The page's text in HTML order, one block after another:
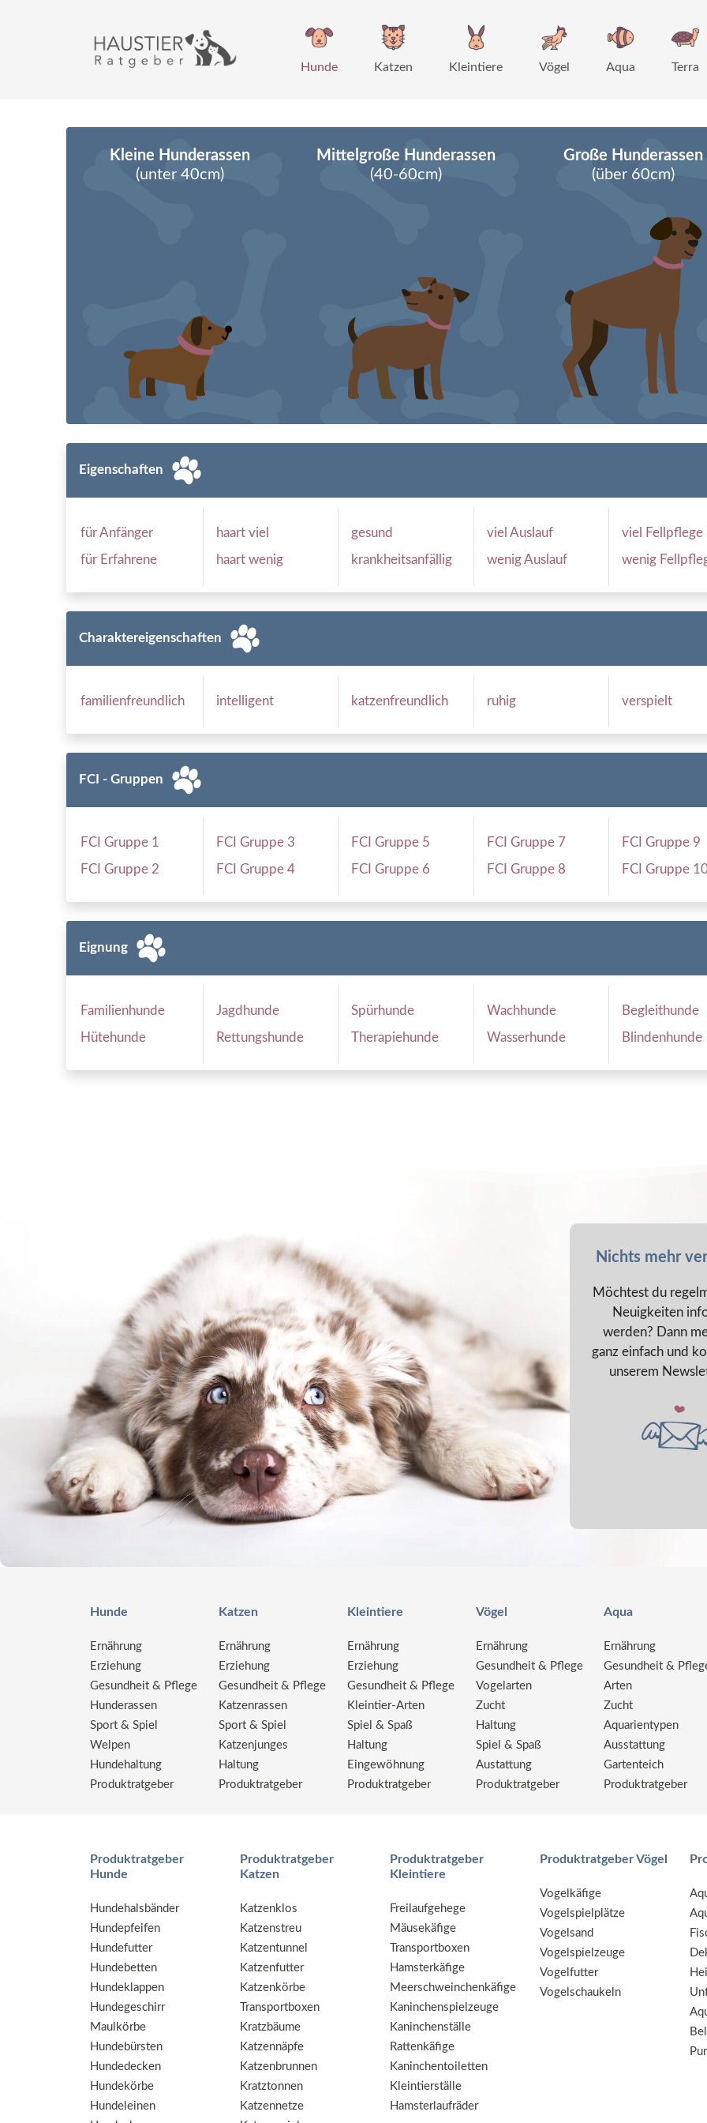
Hunde Katzen Kleintiere Vögel Aqua Terra
Kleine Hunderassen
(unter 40cm)
Mittelgroße Hunderassen
(40-60cm)
Große Hunderassen
(über 60cm)
Eigenschaften
für Anfänger
für Erfahrene
haart viel
haart wenig
gesund
krankheitsanfällig
viel Auslauf
wenig Auslauf
viel Fellpflege
wenig
Charaktereigenschaften
familienfreundlich intelligent katzenfreundlich ruhig verspielt
FCI - Gruppen
FCI Gruppe 1
FCI Gruppe 2
FCI Gruppe 3
FCI Gruppe 4
FCI Gruppe 5
FCI Gruppe 6
FCI Gruppe 7
FCI Gruppe 8
FCI Gruppe 9
FCI Gruppe
Eignung
Familienhunde
Hütehunde
Jagdhunde
Rettungshunde
Spürhunde
Therapiehunde
Wachhunde
Wasserhunde
Begleithunde
Blindenhunde
Nichts mehr
Möchtest du
Neuigkeiten
werden? Dann
ganz einfach und
unserem
Hunde
Ernährung
Erziehung
Gesundheit & Pflege
Hunderassen
Sport & Spiel
Welpen
Hundehaltung
Produktratgeber
Katzen
Ernährung
Erziehung
Gesundheit & Pflege
Katzenrassen
Sport & Spiel
Katzenjunges
Haltung
Produktratgeber
Kleintiere
Ernährung
Erziehung
Gesundheit & Pflege
Kleintier-Arten
Spiel & Spaß
Haltung
Eingewöhnung
Produktratgeber
Vögel
Ernährung
Gesundheit & Pflege
Vogelarten
Zucht
Haltung
Spiel & Spaß
Austattung
Produktratgeber
Aqua
Ernährung
Gesundheit &
Arten
Zucht
Aquarientypen
Ausstattung
Gartenteich
Produktratgeber
Produktratgeber
Hunde
Hundehalsbänder
Hundepfeifen
Hundefutter
Hundebetten
Hundeklappen
Hundegeschirr
Maulkörbe
Hundebürsten
Hundedecken
Hundekörbe
Hundeleinen
Produktratgeber
Katzen
Katzenklos
Katzenstreu
Katzentunnel
Katzenfutter
Katzenkörbe
Transportboxen
Kratzbäume
Katzennäpfe
Katzenbrunnen
Kratztonnen
Katzennetze
Produktratgeber
Kleintiere
Freilaufgehege
Mäusekäfige
Transportboxen
Hamsterkäfige
Meerschweinchenkäfige
Kaninchenspielzeuge
Kaninchenställe
Rattenkäfige
Kaninchentoiletten
Kleintierställe
Hamsterlaufräder
Produktratgeber Vögel
Vogelkäfige
Vogelspielplätze
Vogelsand
Vogelspielzeuge
Vogelfutter
Vogelschaukeln